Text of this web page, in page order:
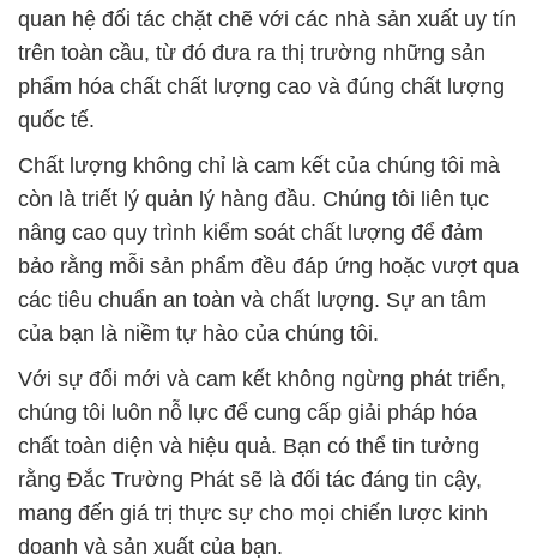
quan hệ đối tác chặt chẽ với các nhà sản xuất uy tín
trên toàn cầu, từ đó đưa ra thị trường những sản
phẩm hóa chất chất lượng cao và đúng chất lượng
quốc tế.
Chất lượng không chỉ là cam kết của chúng tôi mà
còn là triết lý quản lý hàng đầu. Chúng tôi liên tục
nâng cao quy trình kiểm soát chất lượng để đảm
bảo rằng mỗi sản phẩm đều đáp ứng hoặc vượt qua
các tiêu chuẩn an toàn và chất lượng. Sự an tâm
của bạn là niềm tự hào của chúng tôi.
Với sự đổi mới và cam kết không ngừng phát triển,
chúng tôi luôn nỗ lực để cung cấp giải pháp hóa
chất toàn diện và hiệu quả. Bạn có thể tin tưởng
rằng Đắc Trường Phát sẽ là đối tác đáng tin cậy,
mang đến giá trị thực sự cho mọi chiến lược kinh
doanh và sản xuất của bạn.